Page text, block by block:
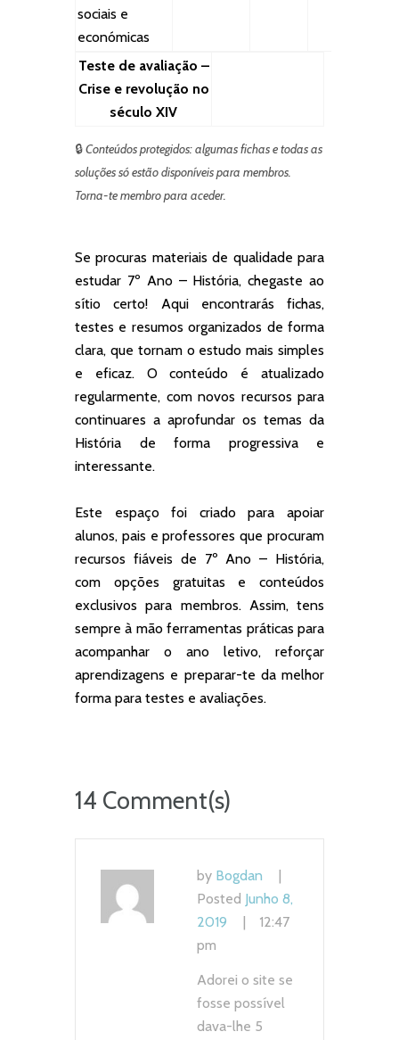
sociais e
económicas
Teste de avaliação –
Crise e revolução no
século XIV
🔒Conteúdos protegidos: algumas fichas e todas as
soluções só estão disponíveis para membros.
Torna-te membro para aceder.
Se procuras materiais de qualidade para
estudar 7º Ano – História, chegaste ao
sítio certo! Aqui encontrarás fichas,
testes e resumos organizados de forma
clara, que tornam o estudo mais simples
e eficaz. O conteúdo é atualizado
regularmente, com novos recursos para
continuares a aprofundar os temas da
História de forma progressiva e
interessante.
Este espaço foi criado para apoiar
alunos, pais e professores que procuram
recursos fiáveis de 7º Ano – História,
com opções gratuitas e conteúdos
exclusivos para membros. Assim, tens
sempre à mão ferramentas práticas para
acompanhar o ano letivo, reforçar
aprendizagens e preparar-te da melhor
forma para testes e avaliações.
14 Comment(s)
by Bogdan
Posted Junho 8,
2019
12:47
pm
Adorei o site se
fosse possível
dava-lhe 5